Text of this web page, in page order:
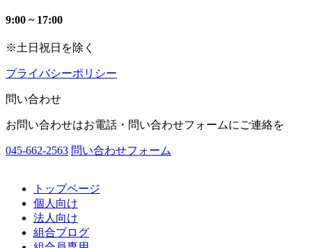
9:00 ~ 17:00
※土日祝日を除く
プライバシーポリシー
問い合わせ
お問い合わせはお電話・問い合わせフォームにご連絡を
045-662-2563 問い合わせフォーム
トップページ
個人向け
法人向け
組合ブログ